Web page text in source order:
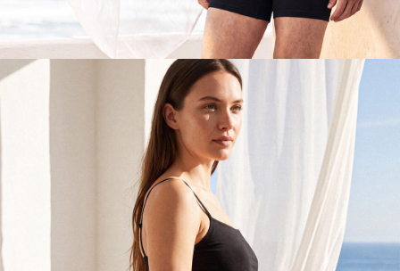
Erkek